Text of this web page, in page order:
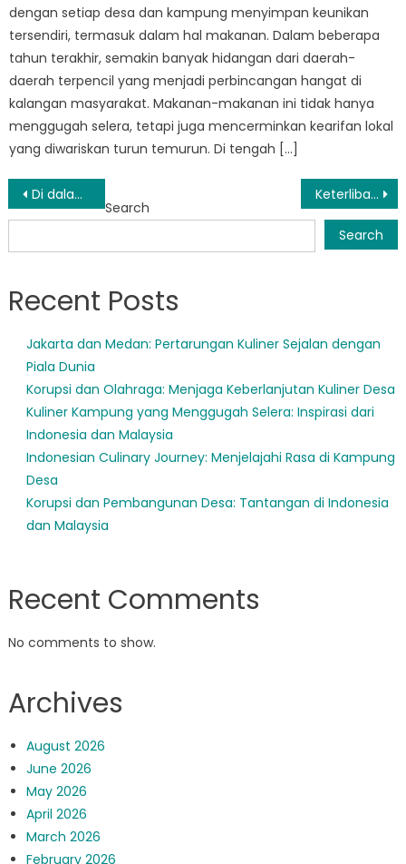
dengan setiap desa dan kampung menyimpan keunikan
tersendiri, termasuk dalam hal makanan. Dalam beberapa
tahun terakhir, semakin banyak hidangan dari daerah-
daerah terpencil yang menjadi perbincangan hangat di
kalangan masyarakat. Makanan-makanan ini tidak hanya
menggugah selera, tetapi juga mencerminkan kearifan lokal
yang diwariskan turun temurun. Di tengah […]
Post
navigation
Di dalam BPBD Probolinggo: Bagaimana Organisasi Bersiap Menghadapi Bencana Alam Keterlibatan Masyarakat: Bagaimana BPBD Probolinggo Bekerjasama dengan Warga untuk Mengurangi Resiko
Search
Search
Recent Posts
Jakarta dan Medan: Pertarungan Kuliner Sejalan dengan
Piala Dunia
Korupsi dan Olahraga: Menjaga Keberlanjutan Kuliner Desa
Kuliner Kampung yang Menggugah Selera: Inspirasi dari
Indonesia dan Malaysia
Indonesian Culinary Journey: Menjelajahi Rasa di Kampung
Desa
Korupsi dan Pembangunan Desa: Tantangan di Indonesia
dan Malaysia
Recent Comments
No comments to show.
Archives
August 2026
June 2026
May 2026
April 2026
March 2026
February 2026